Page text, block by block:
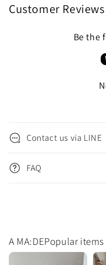
Customer Reviews
Be the
o
l
l
a
b
l
Contact us via LINE
FAQ
A MA:DEPopular items